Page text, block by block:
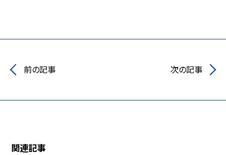
前の記事 次の記事
関連記事